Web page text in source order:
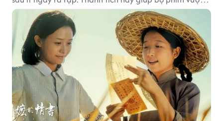
kỳ vọng ban đầu và duy trì sức hút giữa cuộc cạnh
tranh của nhiều tác phẩm lớn.